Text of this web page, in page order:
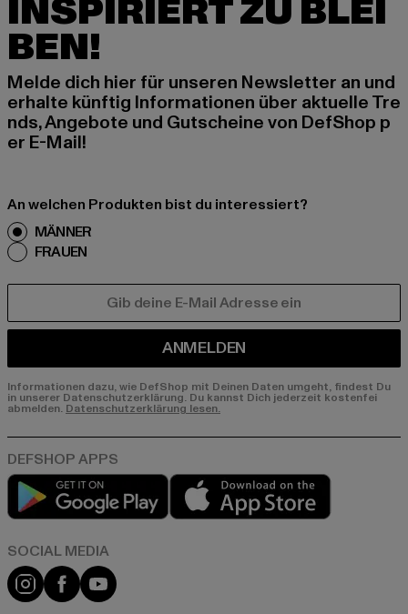
INSPIRIERT ZU BLEI
BEN!
Melde dich hier für unseren Newsletter an und
erhalte künftig Informationen über aktuelle Tre
nds, Angebote und Gutscheine von DefShop p
er E-Mail!
An welchen Produkten bist du interessiert?
MÄNNER
FRAUEN
ANMELDEN
Informationen dazu, wie DefShop mit Deinen Daten umgeht, findest Du
in unserer Datenschutzerklärung. Du kannst Dich jederzeit kostenfei
abmelden. Datenschutzerklärung lesen.
Play market
Instagram
FacebookYouTube